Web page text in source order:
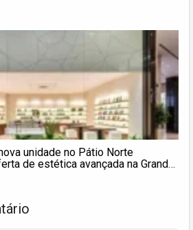
unidade no Pátio Norte
de estética avançada na Grande